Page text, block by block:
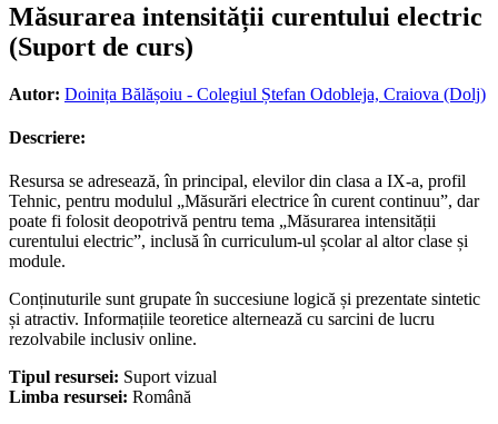
Măsurarea intensității curentului electric
(Suport de curs)
Autor: Doinița Bălășoiu - Colegiul Ștefan Odobleja, Craiova (Dolj)
Descriere:
Resursa se adresează, în principal, elevilor din clasa a IX-a, profil
Tehnic, pentru modulul „Măsurări electrice în curent continuu”, dar
poate fi folosit deopotrivă pentru tema „Măsurarea intensității
curentului electric”, inclusă în curriculum-ul școlar al altor clase și
module.
Conținuturile sunt grupate în succesiune logică și prezentate sintetic
și atractiv. Informațiile teoretice alternează cu sarcini de lucru
rezolvabile inclusiv online.
Tipul resursei: Suport vizual
Limba resursei: Română